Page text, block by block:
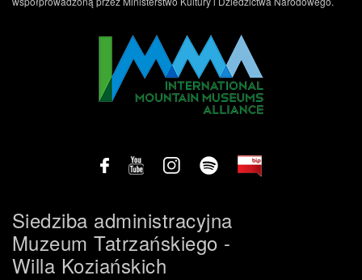
Siedziba administracyjna
Muzeum Tatrzańskiego -
Willa Koziańskich